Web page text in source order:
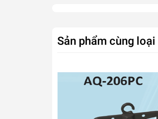
Sản phẩm cùng loại